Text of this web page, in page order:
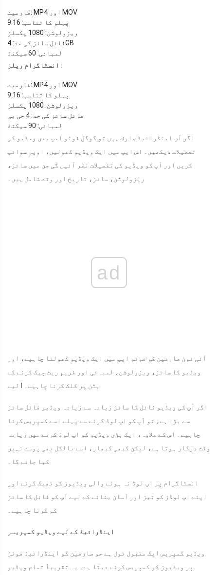
فارمیٹ: MP4 اور MOV
پہلو کا تناسب: 9:16
ریزولوشن: 1080 پکسلز
فائل سائز کی حد: 4GB
لمبائی: 60 سیکنڈ
انسٹاگرام ریلز :
فارمیٹ: MP4 اور MOV
پہلو کا تناسب: 9:16
ریزولوشن: 1080 پکسلز
فائل سائز کی حد: 4 جی بی
لمبائی: 90 سیکنڈ
اگر آپ اینڈرائیڈ صارف ہیں تو گوگل فوٹو ایپ میں ویڈیو کی
تفصیلات دیکھیں۔ اس ایپ میں ایک ویڈیو کھولیں، اوپر سوائپ
کریں اور آپ کو ویڈیو کی تفصیلات نظر آئیں گی جن میں سائز،
ریزولوشن، سائز، تاریخ اور وقت شامل ہیں۔
ad
آئی فون صارفین کو فوٹو ایپ میں ایک ویڈیو کھولنا چاہیے، اور
ویڈیو کا سائز، ریزولوشن، لمبائی اور فریم ریٹ چیک کرنے کے
لیے I بٹن پر کلک کرنا چاہیے۔
اگر آپ کی ویڈیو فائل کا سائز زیادہ سے زیادہ ویڈیو فائل سائز
سے بڑا ہے، تو آپ کو اپ لوڈ کرنے سے پہلے اسے کمپریس کرنا
چاہیے۔ اس کے علاوہ، ایک بڑی ویڈیو کو اپ لوڈ کرنے میں زیادہ
وقت درکار ہوتا ہے، لیکن کبھی کبھار، اسے بالکل بھی پوسٹ نہیں
کیا جائے گا۔
انسٹاگرام پر اپ لوڈ نہ ہونے والی ویڈیوز کو ٹھیک کرنے اور
اپنے اپ لوڈز کو تیز اور آسان بنانے کے لیے آپ کو فائل کا سائز
کم کرنا چاہیے۔
اینڈرائیڈ کے لیے ویڈیو کمپریسر
ویڈیو کمپریس ایک مقبول ٹول ہے جو صارفین کو اینڈرائیڈ فونز
پر ویڈیوز کو کمپریس کرنے دیتا ہے۔ یہ تقریباً تمام ویڈیو